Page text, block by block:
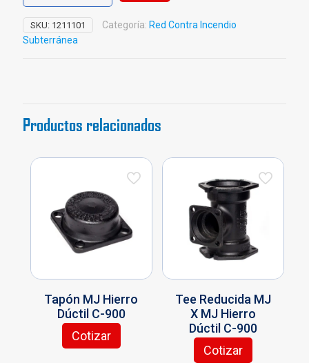
C-
900
cantidad
SKU: 1211101 Categoría: Red Contra Incendio
Subterránea
Productos relacionados
Tapón MJ Hierro
Dúctil C-900
Cotizar
Este
Tee Reducida MJ
X MJ Hierro
Dúctil C-900
Cotizar
Este